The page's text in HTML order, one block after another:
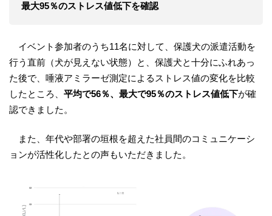
最大95％のストレス値低下を確認
イベント参加者のうち11名に対して、保護犬の派遣活動を
行う直前（犬が見えない状態）と、保護犬と十分にふれあっ
た後で、唾液アミラーゼ測定によるストレス値の変化を比較
したところ、 平均で56％、最大で95％のストレス値低下が確
認できました。
また、年代や部署の垣根を超えた社員間のコミュニケーシ
ョンが活性化したとの声もいただきました。